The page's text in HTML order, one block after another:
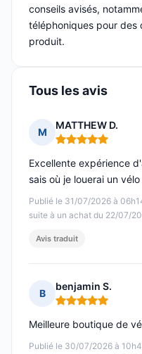
conseils avisés,
téléphoniques pour des
produit.
Tous les avis
M
MATTHEW D.
Note : 5 sur 5
Publié le 31/07/2026 à
suite à un achat du 22/07/
Excellente expérience
sais où je louerai un
Avis traduit
B
benjamin S.
Note : 5 sur 5
Publié le 30/07/2026 à
Meilleure boutique de